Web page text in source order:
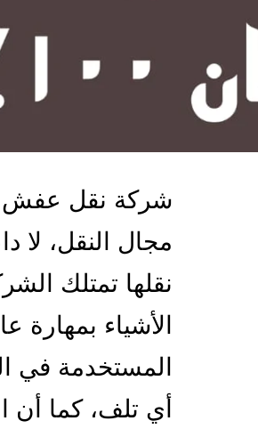
شركة نقل عفش
مجال النقل، لا
نقلها تمتلك
الأشياء بمهارة
المستخدمة في
أي تلف، كما أن